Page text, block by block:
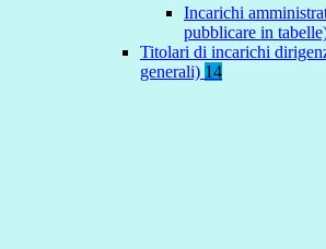
Incarichi
pubblicare in
Titolari di incarichi
generali) 14